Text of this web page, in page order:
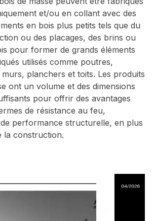
et/ou en collant avec des
en bois plus petits tels que du
ou des placages, des brins ou
pour former de grands éléments
utilisés comme poutres,
planchers et toits. Les produits
ont un volume et des dimensions
pour offrir des avantages
de résistance au feu,
performance structurelle, en plus
la construction.